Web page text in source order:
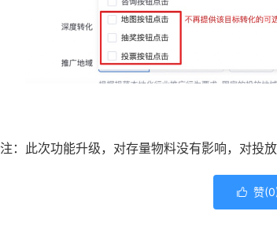
注：此次功能升级，对存量物料没有影响，对投放
 赞(0